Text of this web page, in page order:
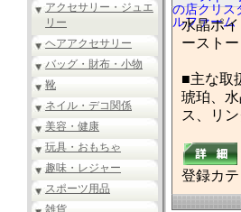
アクセサリー・ジュエ
リー
ヘアアクセサリー
バッグ・財布・小物
靴
ネイル・デコ関係
美容・健康
玩具・おもちゃ
趣味・レジャー
スポーツ用品
雑貨
水晶ポ
ーストー
■主な取
琥珀、
ス、リ
登録カテ